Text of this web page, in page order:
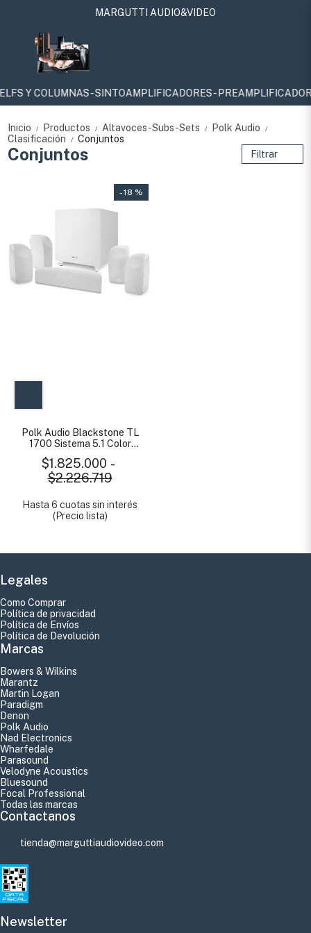
MARGUTTI AUDIO&VIDEO
Y COLUMNAS - SINTOAMPLIFICADORES -
Inicio / Productos / Altavoces-Subs-Sets / Polk Audio /
Clasificación / Conjuntos
Conjuntos Filtrar
- 18 %
Polk Audio Blackstone TL
1700 Sistema 5.1 Color
$1.825.000 -
$2.226.719
Hasta 6 cuotas sin interés
(Precio lista)
Legales
Como Comprar
Política de privacidad
Política de Envíos
Política de Devolución
Marcas
Bowers & Wilkins
Marantz
Martin Logan
Paradigm
Denon
Polk Audio
Nad Electronics
Wharfedale
Parasound
Velodyne Acoustics
Bluesound
Focal Professional
Todas las marcas
Contactanos
tienda@marguttiaudiovideo.com
Newsletter